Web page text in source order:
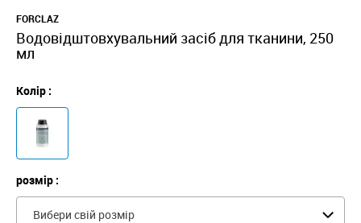
FORCLAZ
Водовідштовхувальний засіб для тканини, 250
мл
Колір :
розмір :
Вибери свій розмір